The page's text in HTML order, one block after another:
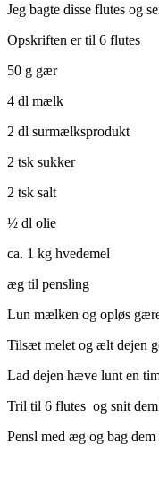
Jeg bagte disse flutes og
Opskriften er til 6 flutes
50 g gær
4 dl mælk
2 dl surmælksprodukt
2 tsk sukker
2 tsk salt
½ dl olie
ca. 1 kg hvedemel
æg til pensling
Lun mælken og opløs
Tilsæt melet og ælt dejen
Lad dejen hæve lunt en
Tril til 6 flutes og snit
Pensl med æg og bag